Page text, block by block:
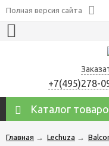
Полная версия сайта
+7(495)278-
Каталог
Главная → Lechuza →